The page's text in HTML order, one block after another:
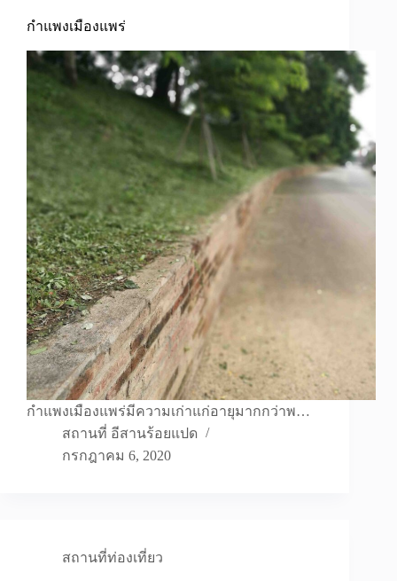
กำแพงเมืองแพร่
กำแพงเมืองแพร่มีความเก่าแก่อายุมากกว่าพ…
สถานที่ อีสานร้อยแปด
กรกฎาคม 6, 2020
สถานที่ท่องเที่ยว